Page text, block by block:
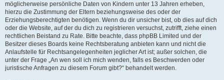
möglicherweise persönliche Daten von Kindern unter 13 Jahren erheben,
hierzu die Zustimmung der Eltern beziehungsweise des oder der
Erziehungsberechtigten benötigen. Wenn du dir unsicher bist, ob dies auf dich
oder die Website, auf der du dich zu registrieren versuchst, zutrifft, ziehe einen
rechtlichen Beistand zu Rate. Bitte beachte, dass phpBB Limited und der
Besitzer dieses Boards keine Rechtsberatung anbieten kann und nicht die
Anlaufstelle für Rechtsangelegenheiten jeglicher Art ist; außer solchen, die
unter der Frage „An wen soll ich mich wenden, falls es Beschwerden oder
juristische Anfragen zu diesem Forum gibt?“ behandelt werden.